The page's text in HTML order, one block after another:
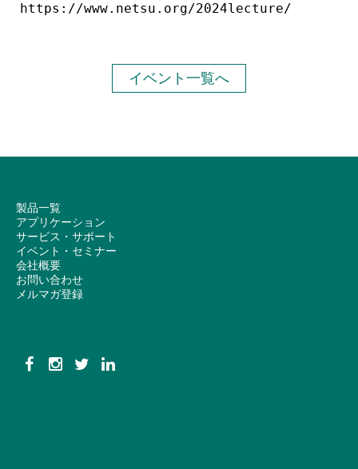
https://www.netsu.org/2024lecture/
イベント一覧へ
製品一覧
アプリケーション
サービス・サポート
イベント・セミナー
会社概要
お問い合わせ
メルマガ登録